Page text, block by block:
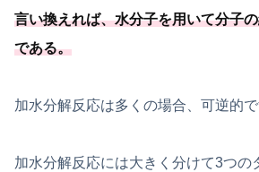
言い換えれば、水分子を用いて分子
である。
加水分解反応は多くの場合、可逆的で
加水分解反応には大きく分けて3つの